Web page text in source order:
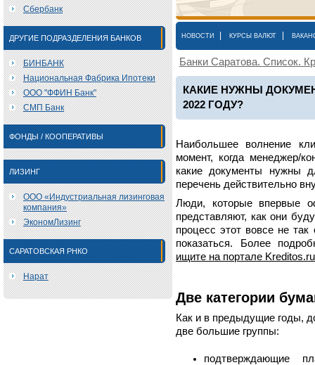
Сбербанк
ДРУГИЕ ПОДРАЗДЕЛЕНИЯ БАНКОВ
БИНБАНК
Национальная Фабрика Ипотеки
ООО "ФФИН Банк"
СМП Банк
ФОНДЫ / КООПЕРАТИВЫ
ЛИЗИНГ
ООО «Индустриальная лизинговая
компания»
ЭкономЛизинг
САРАТОВСКАЯ РНКО
Нарат
НОВОСТИ КУРСЫ ВАЛЮТ
Банки Саратова. Список.
КАКИЕ НУЖНЫ
2022 ГОДУ?
Наибольшее волнение
момент, когда менеджер/
какие документы нужны
перечень действительно
Люди, которые впервые
представляют, как они
процесс этот вовсе не
показаться. Более
ищите на портале Kreditos.ru
Две категории
Как и в предыдущие годы,
две большие группы:
подтверждающие